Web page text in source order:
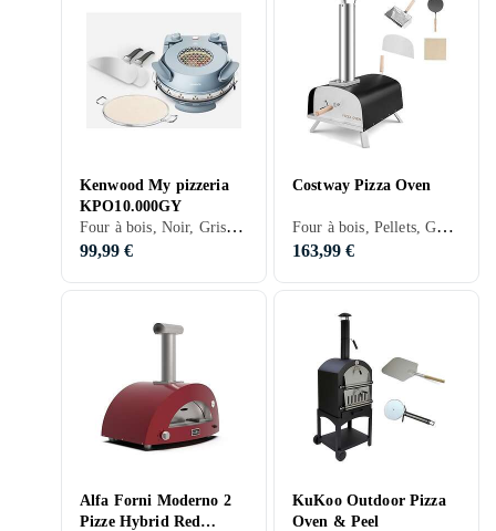
Kenwood My pizzeria
KPO10.000GY
Four à bois, Noir, Gris, Bleu
99,99 €
Costway Pizza Oven
Four à bois, Pellets, Gaz, Charbon, Pierre à pizza rotative, Noir, Argent, Inox
163,99 €
Alfa Forni Moderno 2
Pizze Hybrid Red
KuKoo Outdoor Pizza
Oven & Peel